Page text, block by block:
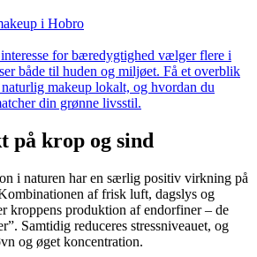
i Hobro
for bæredygtighed vælger flere i
både til huden og miljøet. Få et overblik
makeup lokalt, og hvordan du
din grønne livsstil.
på krop og sind
i naturen har en særlig positiv virkning på
af frisk luft, dagslys og
kroppens produktion af endorfiner – de
Samtidig reduceres stressniveauet, og
og øget koncentration.